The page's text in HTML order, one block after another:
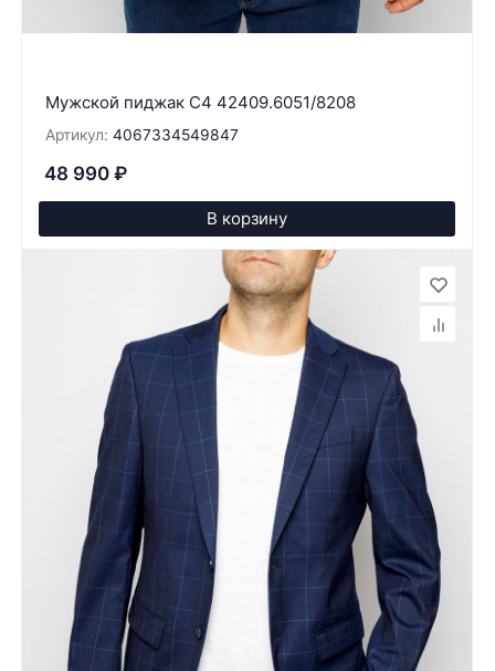
Мужской пиджак C4 42409.6051/8208
Артикул: 4067334549847
48 990 ₽
В корзину